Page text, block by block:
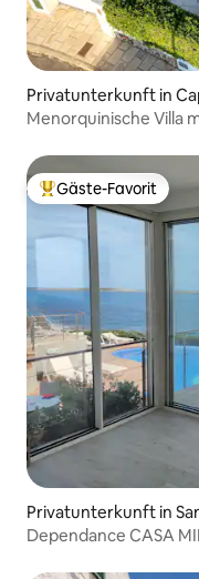
Privatunterkunft in
Menorquinische Villa
Beliebter Gäste-Favorit.
Gäste-Favorit
Privatunterkunft in
Dependance CASA